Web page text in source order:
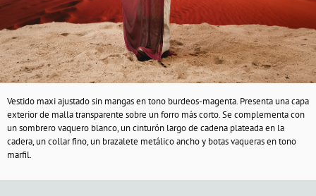
Vestido maxi ajustado sin mangas en tono burdeos-magenta. Presenta una capa
exterior de malla transparente sobre un forro más corto. Se complementa con
un sombrero vaquero blanco, un cinturón largo de cadena plateada en la
cadera, un collar fino, un brazalete metálico ancho y botas vaqueras en tono
marfil.